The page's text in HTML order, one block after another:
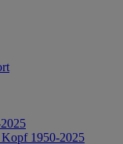
1950-2025